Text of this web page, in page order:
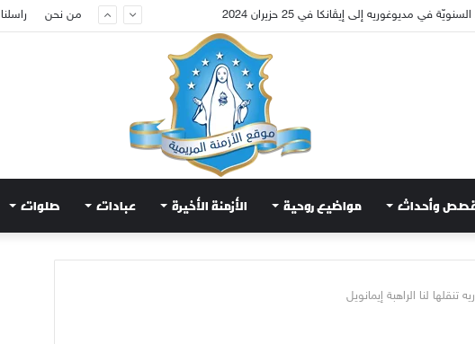
خمسة لتعويض قلب مريم الطاهر هذا ما يطلبه يسوع! من نحن راسلنا
وأحداث مواضيع روحية الأزمنة الأخيرة عبادات صلوات
تنقلها لنا الراهبة إيمانويل